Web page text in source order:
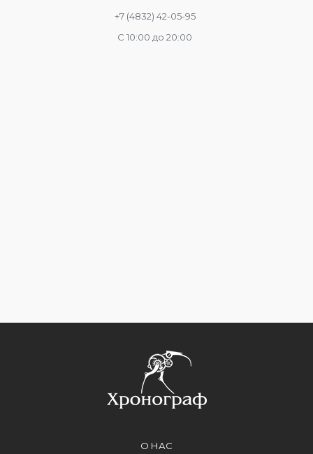
+7 (4832) 42-05-95
С 10:00 до 20:00
О НАС